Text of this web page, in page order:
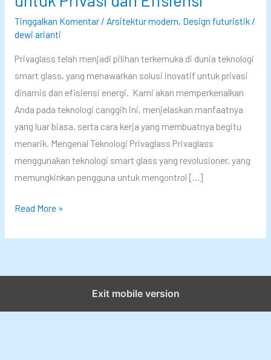
Tinggalkan Komentar / Arsitektur modern, Design futuristik/
dewi arianti
Privaglass telah menjadi pilihan terkemuka di dunia teknologi
smart glass, yang menawarkan solusi inovatif untuk privasi
dinamis dan efisiensi energi. Kami akan memperkenalkan
Anda pada teknologi canggih ini, menjelaskan manfaatnya
yang luar biasa, serta cara kerja yang membuatnya begitu
menarik. Mengenal Teknologi Privaglass Privaglass
menggunakan teknologi smart glass yang revolusioner, yang
memungkinkan pengguna untuk mengontrol […]
P
i
a
l
Read More »
Exit mobile version